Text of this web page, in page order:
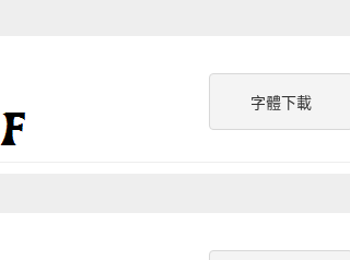
字體下載